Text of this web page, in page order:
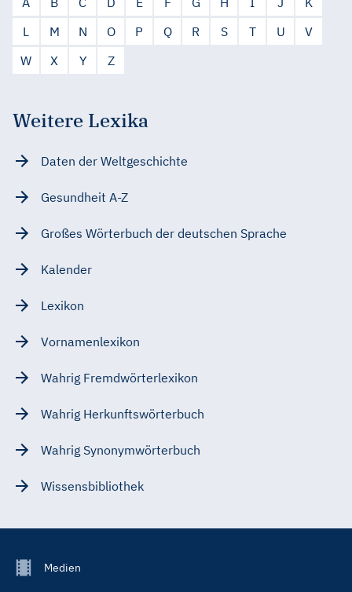
L
M N O P Q R S T U
V
W
X Y Z
Weitere Lexika
Daten der Weltgeschichte
Gesundheit A-Z
Großes Wörterbuch der deutschen Sprache
Kalender
Lexikon
Vornamenlexikon
Wahrig Fremdwörterlexikon
Wahrig Herkunftswörterbuch
Wahrig Synonymwörterbuch
Wissensbibliothek
FooterMedien